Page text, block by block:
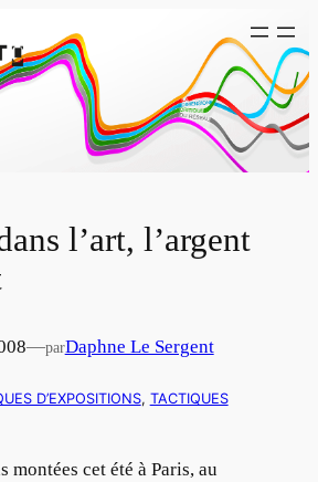
l’art, l’argent
—parDaphne Le Sergent
D’EXPOSITIONS, TACTIQUES
montées cet été à Paris, au